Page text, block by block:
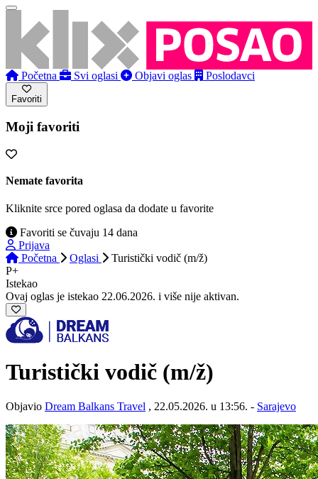
Početna Svi oglasi Objavi oglas Poslodavci
Favoriti
Moji favoriti
Nemate favorita
Kliknite srce pored oglasa da dodate u favorite
Favoriti se čuvaju 14 dana
Prijava
Početna
Oglasi
Turistički vodič (m/ž)
P+
Istekao
Ovaj oglas je istekao 22.06.2026. i više nije aktivan.
Turistički vodič (m/ž)
Objavio Dream Balkans Travel , 22.05.2026. u 13:56. - Sarajevo